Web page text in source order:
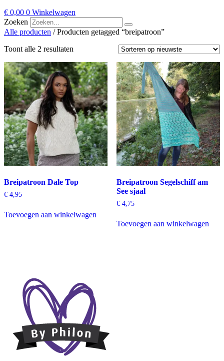
€ 0,00 0 Winkelwagen
Zoeken
Alle producten / Producten getagged “breipatroon”
Toont alle 2 resultaten
nieuwste
Breipatroon Dale Top
€ 4,95
Toevoegen aan winkelwagen
Breipatroon Segelschiff am
See sjaal
€4,75
Toevoegen aan winkelwagen